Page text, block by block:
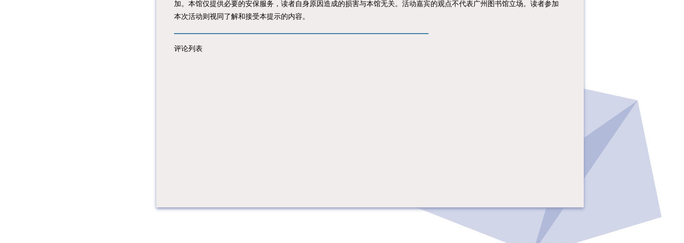
加。本馆仅提供必要的安保服务，读者自身原因造成的损害与本馆无关。活动嘉宾的观点不代表广州图书馆立场。读者参加
本次活动则视同了解和接受本提示的内容。
评论列表